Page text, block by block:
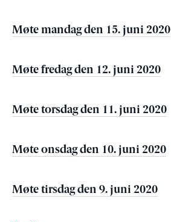
Møte mandag den 15. juni 2020
Møte fredag den 12. juni 2020
Møte torsdag den 11. juni 2020
Møte onsdag den 10. juni 2020
Møte tirsdag den 9. juni 2020